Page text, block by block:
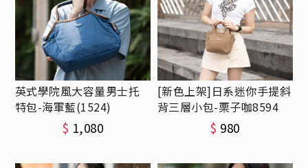
英式學院風大容量男士托
特包-海軍藍(1524)
$ 1,080
[新色上架]日系迷你手提斜
背三層小包-栗子咖8594
$ 980